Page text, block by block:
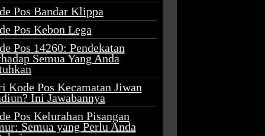
Pos Bandar Klippa
Pos Kebon Lega
Pos 14260: Pendekatan
Semua Yang Anda
Kode Pos Kecamatan Jiwan
Ini Jawabannya
Pos Kelurahan Pisangan
Semua yang Perlu Anda